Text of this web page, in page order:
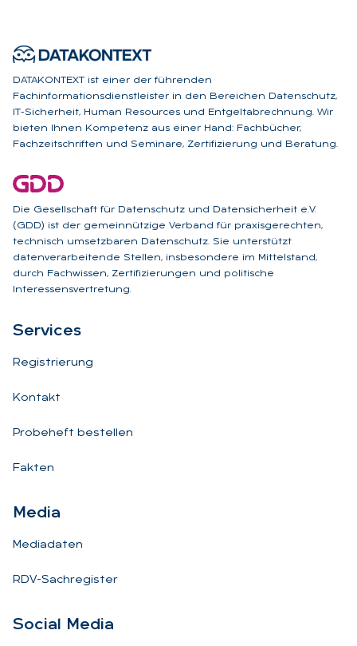
DATAKONTEXT ist einer der führenden
Fachinformationsdienstleister in den Bereichen Datenschutz,
IT-Sicherheit, Human Resources und Entgeltabrechnung. Wir
bieten Ihnen Kompetenz aus einer Hand: Fachbücher,
Fachzeitschriften und Seminare, Zertifizierung und Beratung.
Die Gesellschaft für Datenschutz und Datensicherheit e.V.
(GDD) ist der gemeinnützige Verband für praxisgerechten,
technisch umsetzbaren Datenschutz. Sie unterstützt
datenverarbeitende Stellen, insbesondere im Mittelstand,
durch Fachwissen, Zertifizierungen und politische
Interessensvertretung.
Ser­vices
Registrierung
Kontakt
Probeheft bestellen
Fakten
Me­dia
Mediadaten
RDV-Sachregister
So­ci­al Me­dia